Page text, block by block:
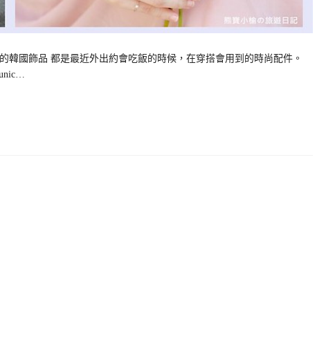
國飾品 都是最近外出約會吃飯的時候，在穿搭會用到的時尚配件。